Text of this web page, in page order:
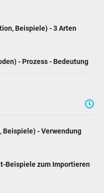
Beispiele) - 3 Arten
- Prozess - Bedeutung
Beispiele) - Verwendung
Beispiele zum Importieren